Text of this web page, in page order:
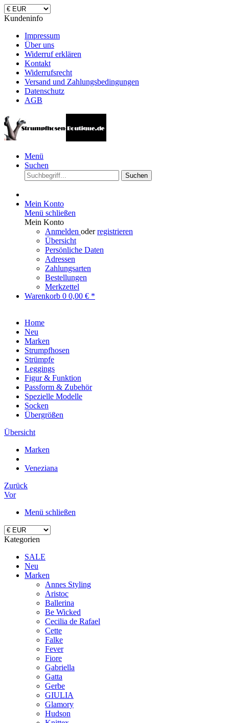
Kundeninfo
Impressum
Über uns
Widerruf erklären
Kontakt
Widerrufsrecht
Versand und Zahlungsbedingungen
Datenschutz
AGB
Menü
Suchen
Suchen
Mein Konto
Menü schließen
Mein Konto
Anmelden oderregistrieren
Übersicht
Persönliche Daten
Adressen
Zahlungsarten
Bestellungen
Merkzettel
Warenkorb 0 0,00 € *
Home
Neu
Marken
Strumpfhosen
Strümpfe
Leggings
Figur & Funktion
Passform & Zubehör
Spezielle Modelle
Socken
Übergrößen
Übersicht
Marken
Veneziana
Zurück
Vor
Menü schließen
Kategorien
SALE
Neu
Marken
Annes Styling
Aristoc
Ballerina
Be Wicked
Cecilia de Rafael
Cette
Falke
Fever
Fiore
Gabriella
Gatta
Gerbe
GIULIA
Glamory
Hudson